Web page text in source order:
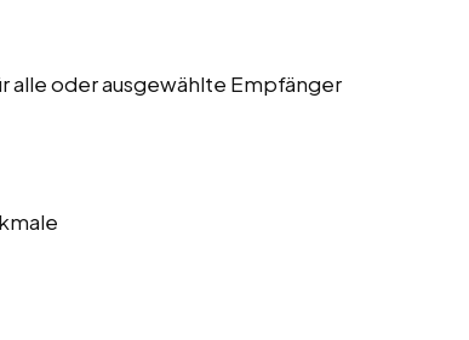
alle oder ausgewählte Empfänger